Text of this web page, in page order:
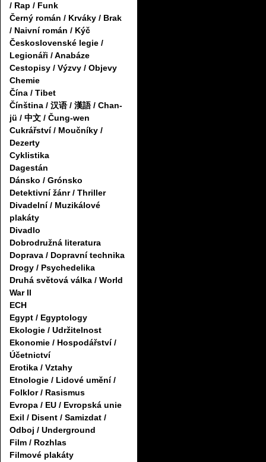
/ Rap / Funk
Černý román / Krváky / Brak
/ Naivní román / Kýč
Československé legie /
Legionáři / Anabáze
Cestopisy / Výzvy / Objevy
Chemie
Čína / Tibet
Čínština / 汉语 / 漢語 / Chan-
jü / 中文 / Čung-wen
Cukrářství / Moučníky /
Dezerty
Cyklistika
Dagestán
Dánsko / Grónsko
Detektivní žánr / Thriller
Divadelní / Muzikálové
plakáty
Divadlo
Dobrodružná literatura
Doprava / Dopravní technika
Drogy / Psychedelika
Druhá světová válka / World
War II
ECH
Egypt / Egyptology
Ekologie / Udržitelnost
Ekonomie / Hospodářství /
Účetnictví
Erotika / Vztahy
Etnologie / Lidové umění /
Folklor / Rasismus
Evropa / EU / Evropská unie
Exil / Disent / Samizdat /
Odboj / Underground
Film / Rozhlas
Filmové plakáty